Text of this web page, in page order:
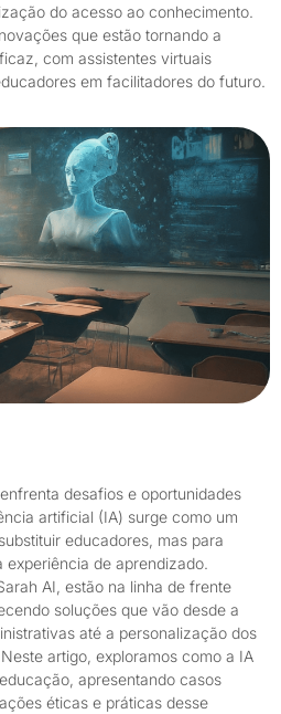
do acesso ao conhecimento.
que estão tornando a
com assistentes virtuais
em facilitadores do futuro.
desafios e oportunidades
artificial (IA) surge como um
educadores, mas para
de aprendizado.
AI, estão na linha de frente
soluções que vão desde a
até a personalização dos
artigo, exploramos como a IA
apresentando casos
éticas e práticas desse